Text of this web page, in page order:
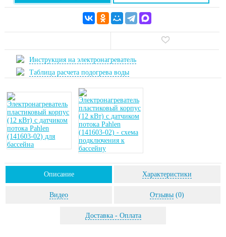
Инструкция на электронагреватель
Таблица расчета подогрева воды
Описание Характеристики
Видео Отзывы (0)
Доставка - Оплата